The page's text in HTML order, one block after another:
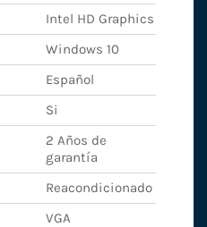
Intel HD Graphics
Windows 10
Español
Si
2 Años de
garantía
Reacondicionado
VGA